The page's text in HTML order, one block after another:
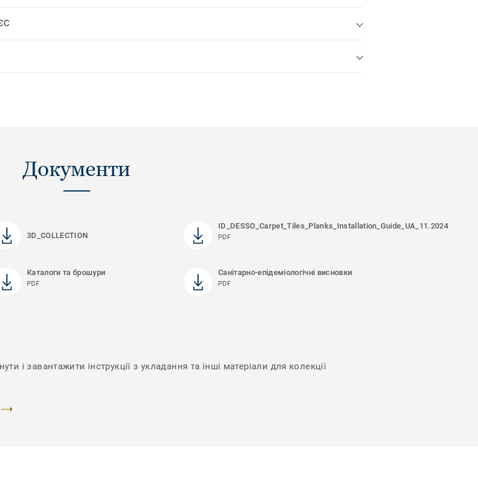
Документи
3D_COLLECTION
ID_DESSO_Carpet_Tiles_Planks_Installation_Guide_UA_11.2024
PDF
Каталоги та брошури
PDF
Санітарно-епідеміологічні висновки
PDF
і завантажити інструкції з укладання та інші матеріали для колекції